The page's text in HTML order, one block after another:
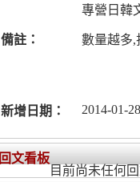
專營日韓
備註： 數量越多,
新增日期： 2014-01-
回文看板
目前尚未任何